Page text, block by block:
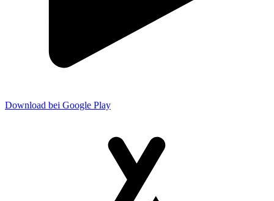
Download bei Google Play